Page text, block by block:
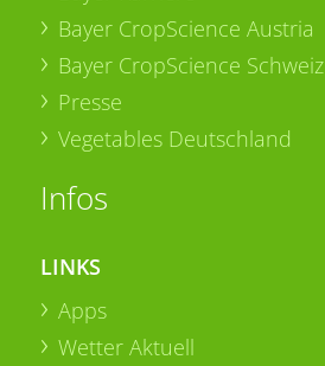
Bayer CropScience Austria
Bayer CropScience Schweiz
Presse
Vegetables Deutschland
Infos
LINKS
Apps
Wetter Aktuell